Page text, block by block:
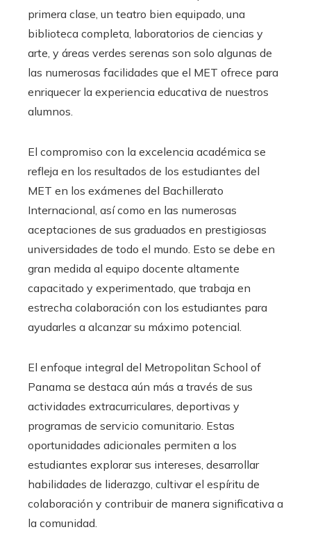
primera clase, un teatro bien equipado, una
biblioteca completa, laboratorios de ciencias y
arte, y áreas verdes serenas son solo algunas de
las numerosas facilidades que el MET ofrece para
enriquecer la experiencia educativa de nuestros
alumnos.
El compromiso con la excelencia académica se
refleja en los resultados de los estudiantes del
MET en los exámenes del Bachillerato
Internacional, así como en las numerosas
aceptaciones de sus graduados en prestigiosas
universidades de todo el mundo. Esto se debe en
gran medida al equipo docente altamente
capacitado y experimentado, que trabaja en
estrecha colaboración con los estudiantes para
ayudarles a alcanzar su máximo potencial.
El enfoque integral del Metropolitan School of
Panama se destaca aún más a través de sus
actividades extracurriculares, deportivas y
programas de servicio comunitario. Estas
oportunidades adicionales permiten a los
estudiantes explorar sus intereses, desarrollar
habilidades de liderazgo, cultivar el espíritu de
colaboración y contribuir de manera significativa a
la comunidad.